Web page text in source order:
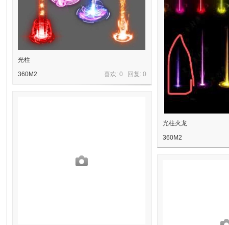
光柱
喜欢: 0 回复:0
360M2
光柱火龙
360M2